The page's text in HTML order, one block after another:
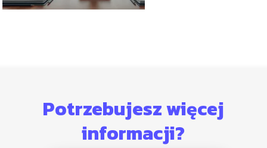
Potrzebujesz więcej
informacji?